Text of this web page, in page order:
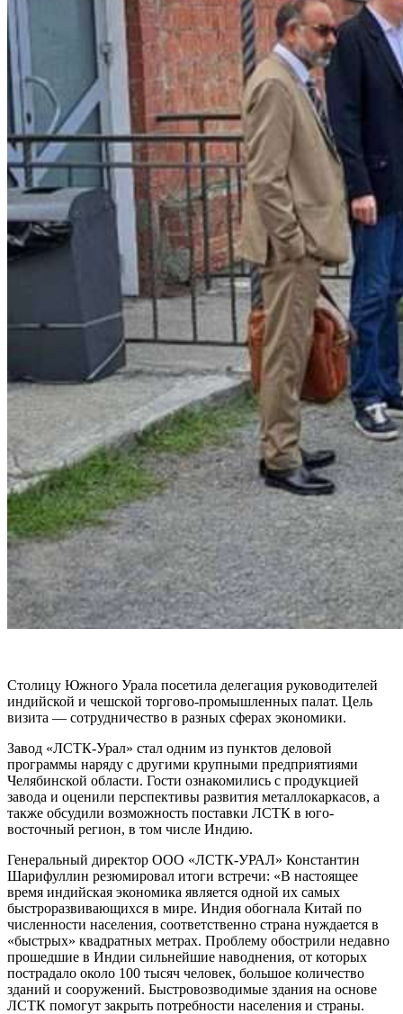
Столицу Южного Урала посетила делегация руководителей
индийской и чешской торгово-промышленных палат. Цель
визита — сотрудничество в разных сферах экономики.
Завод «ЛСТК-Урал» стал одним из пунктов деловой
программы наряду с другими крупными предприятиями
Челябинской области. Гости ознакомились с продукцией
завода и оценили перспективы развития металлокаркасов, а
также обсудили возможность поставки ЛСТК в юго-
восточный регион, в том числе Индию.
Генеральный директор ООО «ЛСТК-УРАЛ» Константин
Шарифуллин резюмировал итоги встречи: «В настоящее
время индийская экономика является одной их самых
быстроразвивающихся в мире. Индия обогнала Китай по
численности населения, соответственно страна нуждается в
«быстрых» квадратных метрах. Проблему обострили недавно
прошедшие в Индии сильнейшие наводнения, от которых
пострадало около 100 тысяч человек, большое количество
зданий и сооружений. Быстровозводимые здания на основе
ЛСТК помогут закрыть потребности населения и страны.